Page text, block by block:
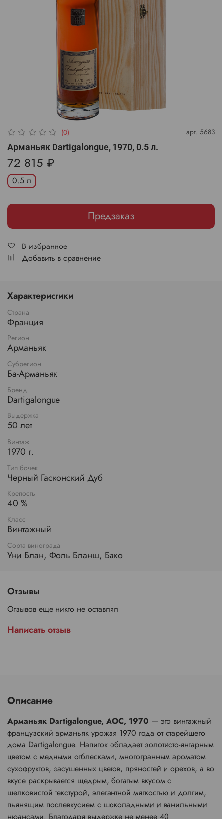
(0) арт. 5683
Арманьяк Dartigalongue, 1970, 0.5 л.
72 815 ₽
0.5 л
Предзаказ
В избранное
Добавить в сравнение
Характеристики
Страна
Франция
Регион
Арманьяк
Субрегион
Ба-Арманьяк
Бренд
Dartigalongue
Выдержка
50 лет
Винтаж
1970 г.
Тип бочек
Черный Гасконский Дуб
Крепость
40 %
Класс
Винтажный
Сорта винограда
Уни Блан, Фоль Бланш, Бако
Отзывы
Отзывов еще никто не оставлял
Написать отзыв
Описание
Арманьяк Dartigalongue, AOC, 1970 — это винтажный
французский арманьяк урожая 1970 года от старейшего
дома Dartigalongue. Напиток обладает золотисто-янтарным
цветом с медными отблесками, многогранным ароматом
сухофруктов, засушенных цветов, пряностей и орехов, а во
вкусе раскрывается щедрым, богатым вкусом с
шелковистой текстурой, элегантной мягкостью и долгим,
пьянящим послевкусием с шоколадными и ванильными
нюансами. Благодаря выдержке не менее 40